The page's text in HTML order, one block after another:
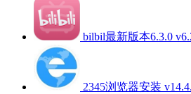
bilbil最新版本6.3.0
2345浏览器安装